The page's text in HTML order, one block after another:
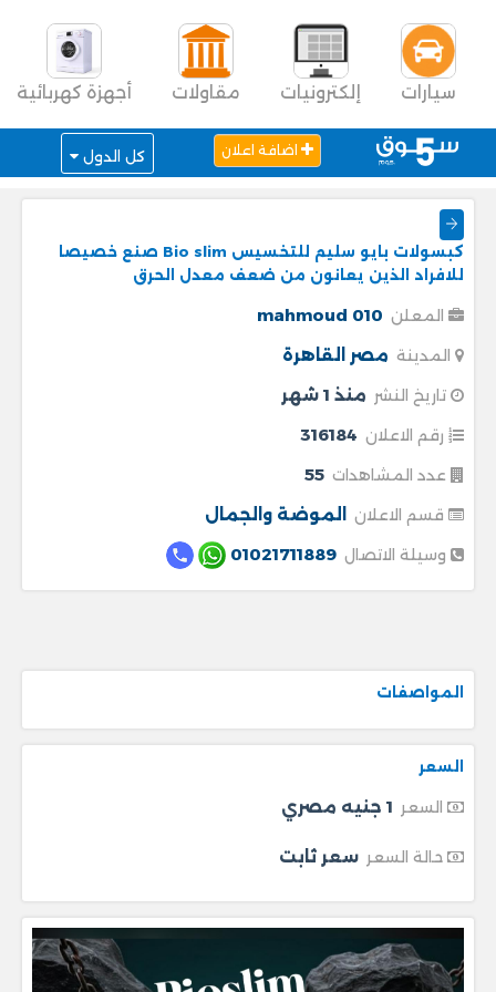
سيارات إلكترونيات مقاولات أجهزة كهربائية
اضافة اعلان كل الدول
كبسولات بايو سليم للتخسيس Bio slim صنع خصيصا
للافراد الذين يعانون من ضعف معدل الحرق
المعلن mahmoud 010
المدينة مصر القاهرة
تاريخ النشر منذ 1 شهر
رقم الاعلان 316184
عدد المشاهدات 55
قسم الاعلان الموضة والجمال
وسيلة الاتصال 01021711889
المواصفات
السعر
السعر 1 جنيه مصري
حالة السعر سعر ثابت